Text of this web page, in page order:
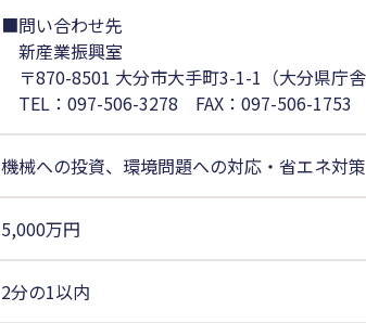
■問い合わせ先
新産業振興室
〒870-8501 大分市大手町3-1-1（大分県庁舎
TEL：097-506-3278 FAX：097-506-1753
機械への投資、環境問題への対応・省エネ対策
5,000万円
2分の1以内